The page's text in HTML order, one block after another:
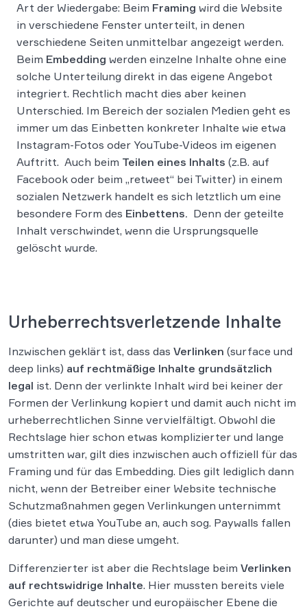
Art der Wiedergabe: Beim Framing wird die Website
in verschiedene Fenster unterteilt, in denen
verschiedene Seiten unmittelbar angezeigt werden.
Beim Embedding werden einzelne Inhalte ohne eine
solche Unterteilung direkt in das eigene Angebot
integriert. Rechtlich macht dies aber keinen
Unterschied. Im Bereich der sozialen Medien geht es
immer um das Einbetten konkreter Inhalte wie etwa
Instagram-Fotos oder YouTube-Videos im eigenen
Auftritt. Auch beim Teilen eines Inhalts (z.B. auf
Facebook oder beim „retweet“ bei Twitter) in einem
sozialen Netzwerk handelt es sich letztlich um eine
besondere Form des Einbettens. Denn der geteilte
Inhalt verschwindet, wenn die Ursprungsquelle
gelöscht wurde.
Urheberrechtsverletzende Inhalte
Inzwischen geklärt ist, dass das Verlinken (surface und
deep links) auf rechtmäßige Inhalte grundsätzlich
legal ist. Denn der verlinkte Inhalt wird bei keiner der
Formen der Verlinkung kopiert und damit auch nicht im
urheberrechtlichen Sinne vervielfältigt. Obwohl die
Rechtslage hier schon etwas komplizierter und lange
umstritten war, gilt dies inzwischen auch offiziell für das
Framing und für das Embedding. Dies gilt lediglich dann
nicht, wenn der Betreiber einer Website technische
Schutzmaßnahmen gegen Verlinkungen unternimmt
(dies bietet etwa YouTube an, auch sog. Paywalls fallen
darunter) und man diese umgeht.
Differenzierter ist aber die Rechtslage beim Verlinken
auf rechtswidrige Inhalte. Hier mussten bereits viele
Gerichte auf deutscher und europäischer Ebene die